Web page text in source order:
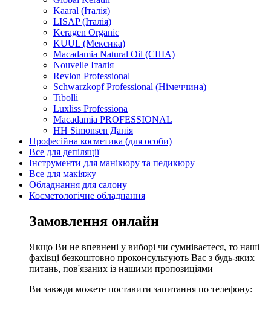
Kaaral (Італія)
LISAP (Італія)
Keragen Organic
KUUL (Мексика)
Macadamia Natural Oil (США)
Nouvelle Італія
Revlon Professional
Schwarzkopf Professional (Німеччина)
Tibolli
Luxliss Professiona
Macadamia PROFESSIONAL
HH Simonsen Данія
Професійна косметика (для особи)
Все для депіляції
Інструменти для манікюру та педикюру
Все для макіяжу
Обладнання для салону
Косметологічне обладнання
Замовлення онлайн
Якщо Ви не впевнені у виборі чи сумніваєтеся, то наші
фахівці безкоштовно проконсультують Вас з будь-яких
питань, пов'язаних із нашими пропозиціями
Ви завжди можете поставити запитання по телефону: